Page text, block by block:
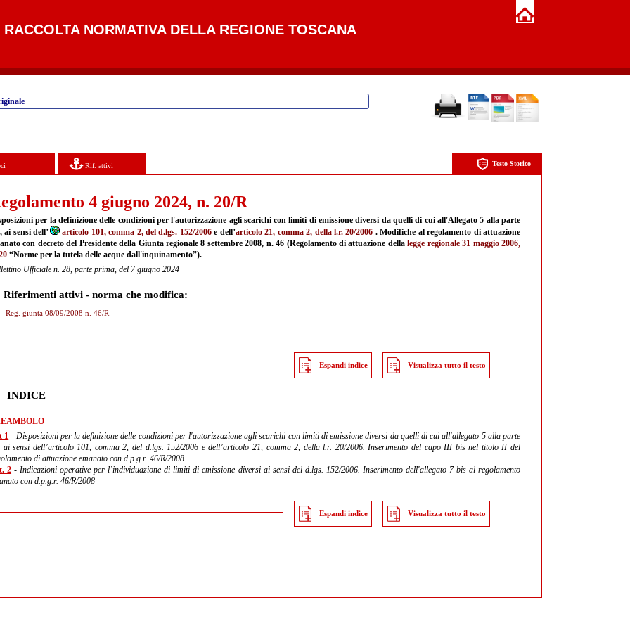
RACCOLTA NORMATIVA DELLA REGIONE TOSCANA
Rif. attivi Testo Storico
4 giugno 2024, n. 20/R
per la definizione delle condizioni per l'autorizzazione agli scarichi con limiti di emissione diversi da quelli di cui all'Allegato 5 alla parte
sensi dell’
articolo 101, comma 2, del d.lgs. 152/2006e dell’articolo 21, comma 2, della l.r. 20/2006 . Modifiche al regolamento di attuazione
con decreto del Presidente della Giunta regionale 8 settembre 2008, n. 46 (Regolamento di attuazione dellalegge regionale 31 maggio 2006,
“Norme per la tutela delle acque dall'inquinamento”).
Ufficiale n. 28, parte prima, del 7 giugno 2024
Riferimenti attivi - norma che modifica:
Reg. giunta 08/09/2008 n. 46/R
Espandi indice Visualizza tutto il testo
INDICE
1 - Disposizioni per la definizione delle condizioni per l'autorizzazione agli scarichi con limiti di emissione diversi da quelli di cui all'allegato 5 alla parte
sensi dell’articolo 101, comma 2, del d.lgs. 152/2006 e dell’articolo 21, comma 2, della l.r. 20/2006. Inserimento del capo III bis nel titolo II del
di attuazione emanato con d.p.g.r. 46/R/2008
2 - Indicazioni operative per l’individuazione di limiti di emissione diversi ai sensi del d.lgs. 152/2006. Inserimento dell'allegato 7 bis al regolamento
con d.p.g.r. 46/R/2008
Espandi indice Visualizza tutto il testo